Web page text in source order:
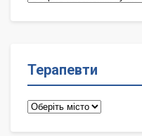
Терапевти
Терапевти